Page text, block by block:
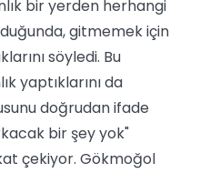
bir yerden herhangi
gitmemek için
söyledi. Bu
yaptıklarını da
doğrudan ifade
bir şey yok"
çekiyor. Gökmoğol